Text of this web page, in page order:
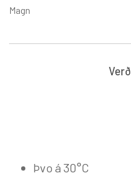
Magn
Verð
Þvo á 30°C